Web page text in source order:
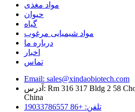
مواد مغذی
حیوان
گیاه
مواد شیمیایی مرغوب
درباره ما
اخبار
تماس
Email: sales@xindaobiotech.com
آدرس: Rm 316 317 Bldg 2 58 Chongchuan Road Nantong
China
تلفن: +86 19033786557